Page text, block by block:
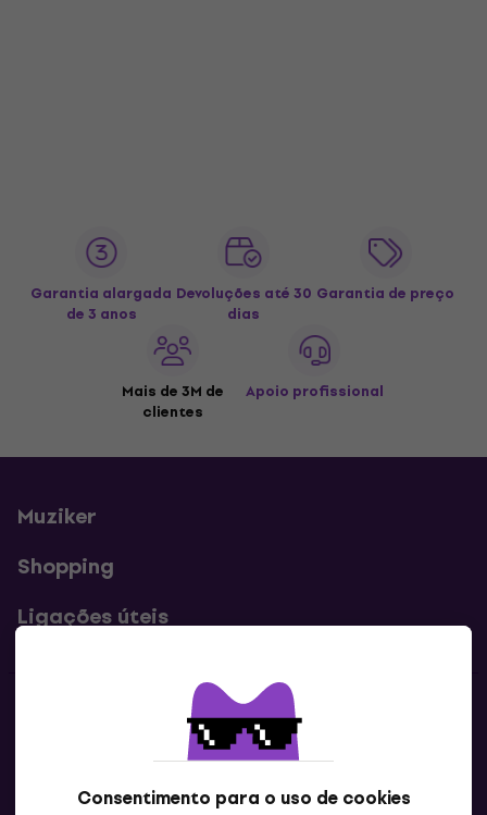
Consentimento para o uso de cookies
Garantia alargada
de 3 anos
Devoluções até 30
dias
Garantia de preço
Mais de 3M de
clientes
Apoio profissional
Muziker
Shopping
Ligações úteis
Contatos
Contacta-nos